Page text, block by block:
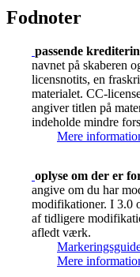
Fodnoter
passende
navnet på skaberen
licensnotits, en
materialet. CC-
angiver titlen på
indeholde mindre
Mere
oplyse om der er
angive om du har
modifikationer. I 3.0
af tidligere
afledt værk.
Mere